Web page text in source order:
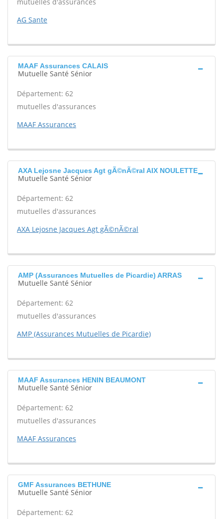
AG Sante
MAAF Assurances CALAIS
Mutuelle Santé Sénior
Département: 62
mutuelles d'assurances
MAAF Assurances
AXA Lejosne Jacques Agt gÃ©nÃ©ral AIX NOULETTE
Mutuelle Santé Sénior
Département: 62
mutuelles d'assurances
AXA Lejosne Jacques Agt gÃ©nÃ©ral
AMP (Assurances Mutuelles de Picardie) ARRAS
Mutuelle Santé Sénior
Département: 62
mutuelles d'assurances
AMP (Assurances Mutuelles de Picardie)
MAAF Assurances HENIN BEAUMONT
Mutuelle Santé Sénior
Département: 62
mutuelles d'assurances
MAAF Assurances
GMF Assurances BETHUNE
Mutuelle Santé Sénior
Département: 62